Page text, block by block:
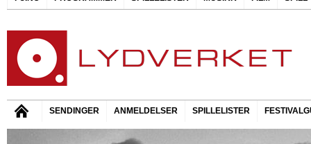
SENDINGER ANMELDELSER SPILLELISTER